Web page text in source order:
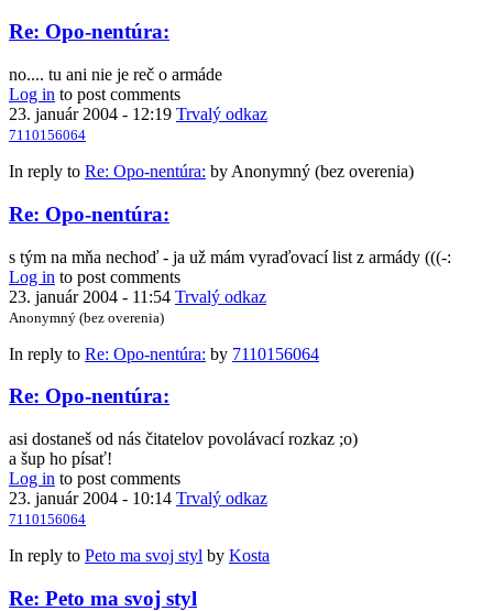
Re: Opo-nentúra:
no.... tu ani nie je reč o armáde
Log in to post comments
23. január 2004 - 12:19 Trvalý odkaz
7110156064
In reply to Re: Opo-nentúra: by Anonymný (bez overenia)
Re: Opo-nentúra:
s tým na mňa nechoď - ja už mám vyraďovací list z armády (((-:
Log in to post comments
23. január 2004 - 11:54 Trvalý odkaz
Anonymný (bez overenia)
In reply to Re: Opo-nentúra: by 7110156064
Re: Opo-nentúra:
asi dostaneš od nás čitatelov povolávací rozkaz ;o)
a šup ho písať!
Log in to post comments
23. január 2004 - 10:14 Trvalý odkaz
7110156064
In reply to Peto ma svoj styl by Kosta
Re: Peto ma svoj styl